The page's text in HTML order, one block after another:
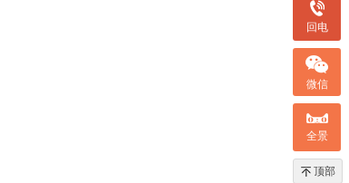
回电
微信
全景
顶部